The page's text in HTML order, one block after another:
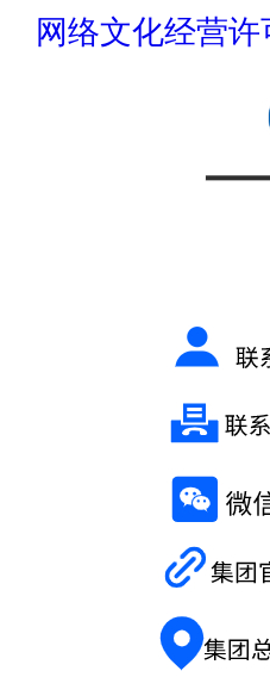
网络文化经营许